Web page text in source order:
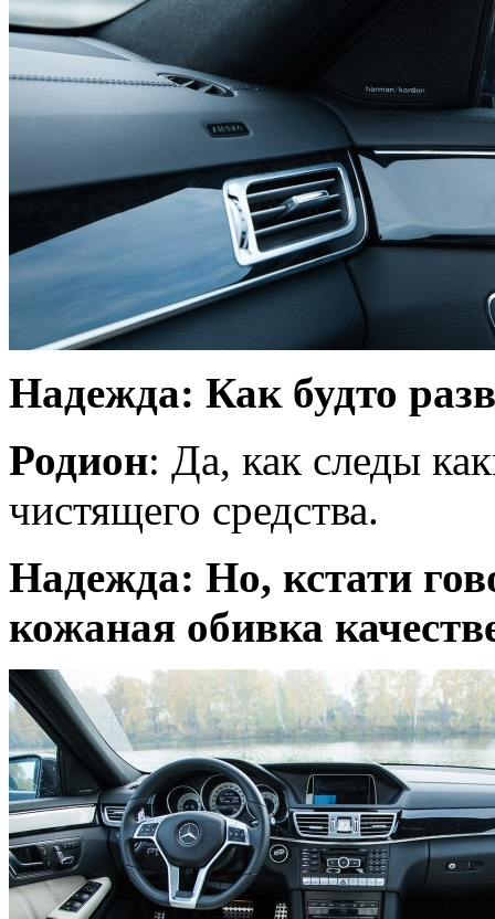
Надежда: Как будто
Родион: Да, как следы
чистящего средства.
Надежда: Но, кстати
кожаная обивка